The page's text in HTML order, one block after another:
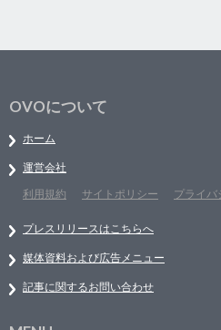
OVOについて
ホーム
運営会社
利用規約
サイトポリシー プライバ
プレスリリースはこちらへ
媒体資料および広告メニュー
記事に関するお問い合わせ